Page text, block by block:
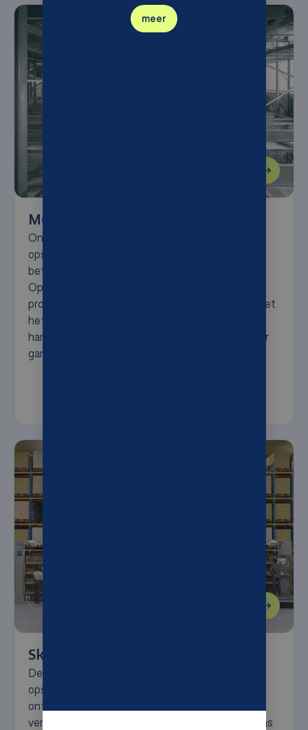
Movu Robotics – Shuttle Systemen
Ontdek de Movu atlas – de geautomatiseerde
opslagoplossing die efficiëntie, snelheid en
betrouwbaarheid naar een hoger niveau tilt.
Optimaliseer uw ruimte en verhoog uw
productiviteit met dit geavanceerde systeem. Met
het Movu atlas shuttlesysteem behoren
handmatige materiaalhantering en het rijden door
gangpaden tot het verleden.
Sky Storage
De Sky Storage oplossing is een geïntegreerd
opslag- en overderverwerkingssysteem dat is
ontworpen om de prestaties van uw magazijn te
verbeteren. Door de efficiëntie van de Movu Atlas
meer